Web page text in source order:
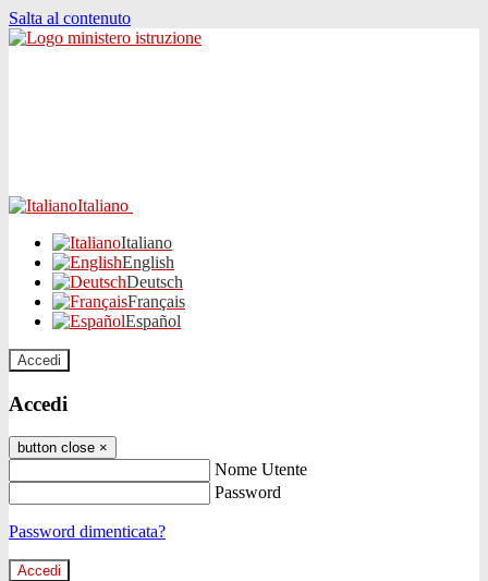
Salta al contenuto
Italiano
Italiano
English
Deutsch
Français
Español
Accedi
Accedi
button close ×
Nome Utente
Password
Password dimenticata?